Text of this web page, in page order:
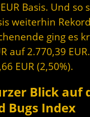
Basis. Und so
weiterhin
ging es
auf 2.770,39
EUR (2,50%).
Blick auf
Bugs Index